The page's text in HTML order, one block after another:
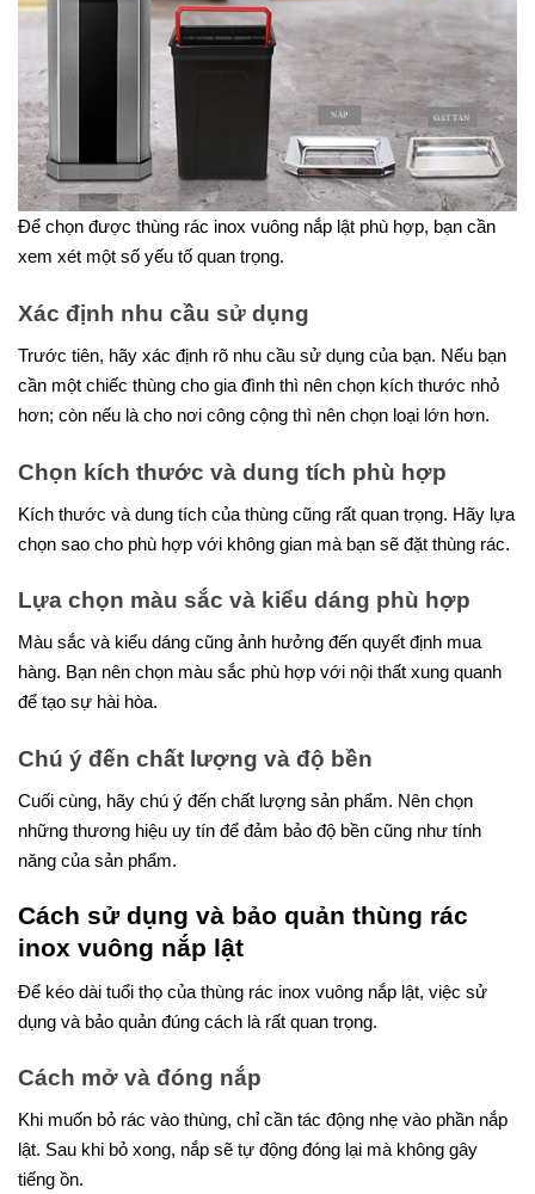
Để chọn được thùng rác inox vuông nắp lật phù hợp, bạn cần
xem xét một số yếu tố quan trọng.
Xác định nhu cầu sử dụng
Trước tiên, hãy xác định rõ nhu cầu sử dụng của bạn. Nếu bạn
cần một chiếc thùng cho gia đình thì nên chọn kích thước nhỏ
hơn; còn nếu là cho nơi công cộng thì nên chọn loại lớn hơn.
Chọn kích thước và dung tích phù hợp
Kích thước và dung tích của thùng cũng rất quan trọng. Hãy lựa
chọn sao cho phù hợp với không gian mà bạn sẽ đặt thùng rác.
Lựa chọn màu sắc và kiểu dáng phù hợp
Màu sắc và kiểu dáng cũng ảnh hưởng đến quyết định mua
hàng. Bạn nên chọn màu sắc phù hợp với nội thất xung quanh
để tạo sự hài hòa.
Chú ý đến chất lượng và độ bền
Cuối cùng, hãy chú ý đến chất lượng sản phẩm. Nên chọn
những thương hiệu uy tín để đảm bảo độ bền cũng như tính
năng của sản phẩm.
Cách sử dụng và bảo quản thùng rác
inox vuông nắp lật
Để kéo dài tuổi thọ của thùng rác inox vuông nắp lật, việc sử
dụng và bảo quản đúng cách là rất quan trọng.
Cách mở và đóng nắp
Khi muốn bỏ rác vào thùng, chỉ cần tác động nhẹ vào phần nắp
lật. Sau khi bỏ xong, nắp sẽ tự động đóng lại mà không gây
tiếng ồn.